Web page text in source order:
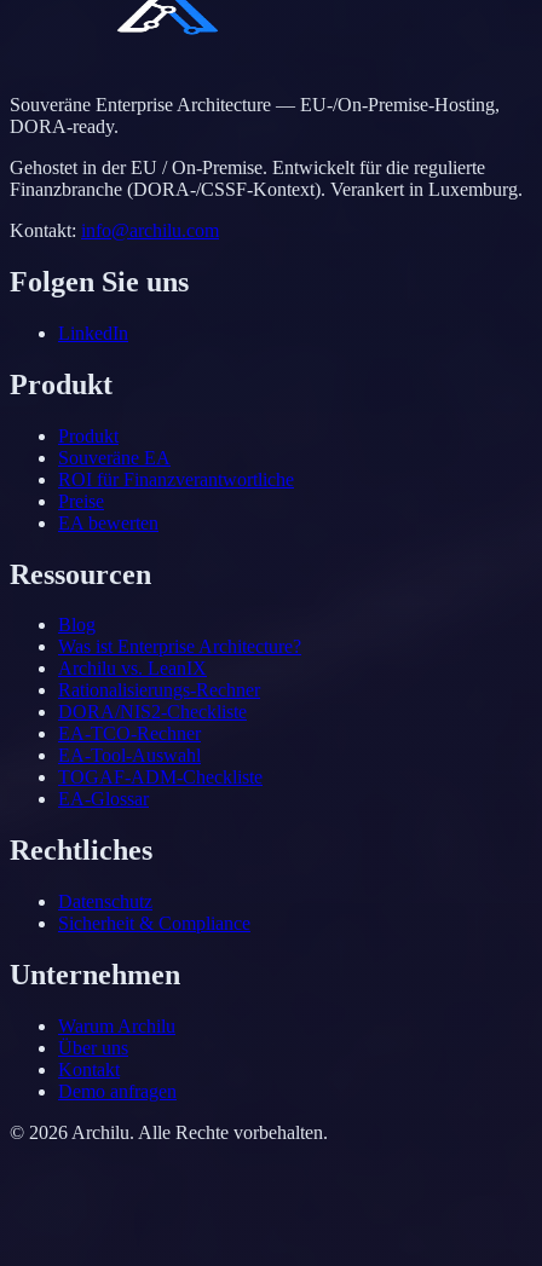
Souveräne Enterprise Architecture — EU-/On-Premise-Hosting,
DORA-ready.
Gehostet in der EU / On-Premise. Entwickelt für die regulierte
Finanzbranche (DORA-/CSSF-Kontext). Verankert in Luxemburg.
Kontakt: info@archilu.com
Folgen Sie uns
LinkedIn
Produkt
Produkt
Souveräne EA
ROI für Finanzverantwortliche
Preise
EA bewerten
Ressourcen
Blog
Was ist Enterprise Architecture?
Archilu vs. LeanIX
Rationalisierungs-Rechner
DORA/NIS2-Checkliste
EA-TCO-Rechner
EA-Tool-Auswahl
TOGAF-ADM-Checkliste
EA-Glossar
Rechtliches
Datenschutz
Sicherheit & Compliance
Unternehmen
Warum Archilu
Über uns
Kontakt
Demo anfragen
© 2026 Archilu. Alle Rechte vorbehalten.